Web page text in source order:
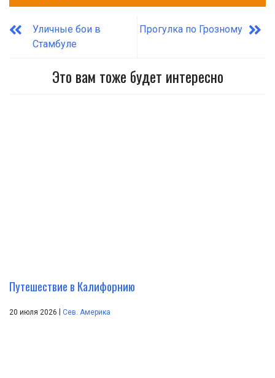
Уличные бои в
Стамбуле
Прогулка по Грозному
Это вам тоже будет интересно
Путешествие в Калифорнию
20 июля 2026 | Сев. Америка